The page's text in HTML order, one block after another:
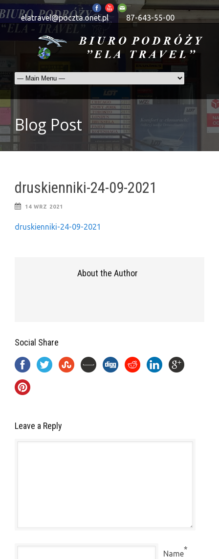
elatravel@poczta.onet.pl 87-643-55-00
Blog Post
druskienniki-24-09-2021
14 WRZ 2021
druskienniki-24-09-2021
About the Author
Social Share
Leave a Reply
Name*